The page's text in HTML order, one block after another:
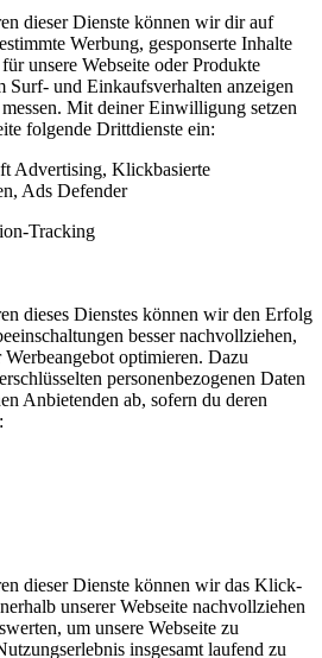
dieser Dienste können wir dir auf
Werbung, gesponserte Inhalte
unsere Webseite oder Produkte
Surf- und Einkaufsverhalten anzeigen
Mit deiner Einwilligung setzen
folgende Drittdienste ein:
Advertising, Klickbasierte
Ads Defender
Tracking
dieses Dienstes können wir den Erfolg
besser nachvollziehen,
Werbeangebot optimieren. Dazu
personenbezogenen Daten
Anbietenden ab, sofern du deren
dieser Dienste können wir das Klick-
unserer Webseite nachvollziehen
um unsere Webseite zu
insgesamt laufend zu